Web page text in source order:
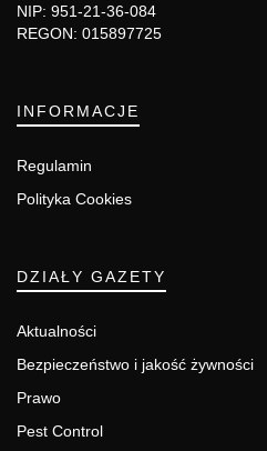
NIP: 951-21-36-084
REGON: 015897725
INFORMACJE
Regulamin
Polityka Cookies
DZIAŁY GAZETY
Aktualności
Bezpieczeństwo i jakość żywności
Prawo
Pest Control